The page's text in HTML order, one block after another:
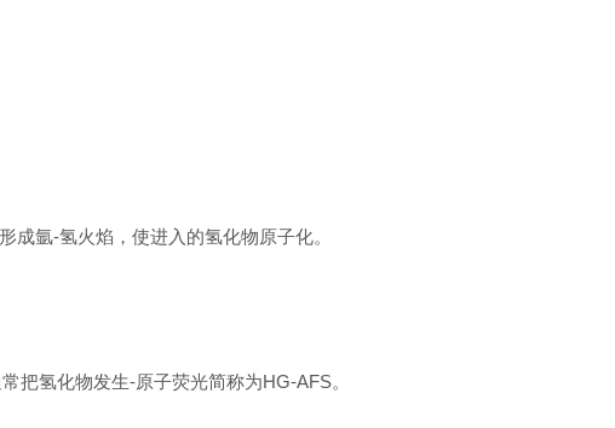
氩-氢火焰，使进入的氢化物原子化。
把氢化物发生-原子荧光简称为HG-AFS。